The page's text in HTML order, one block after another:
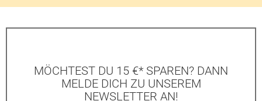
MÖCHTEST DU 15 €* SPAREN? DANN
MELDE DICH ZU UNSEREM
NEWSLETTER AN!